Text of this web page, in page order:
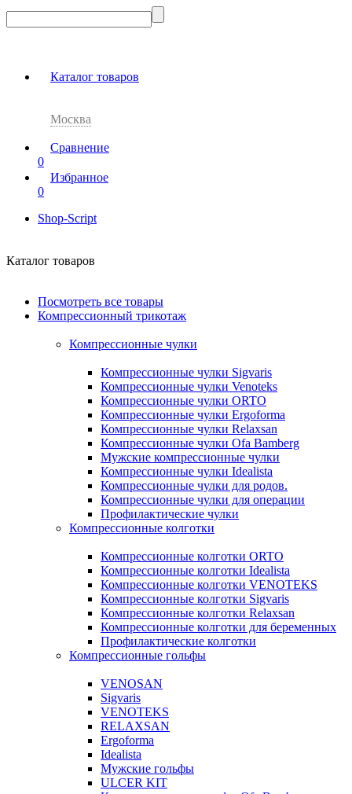
Каталог товаров
Москва
Сравнение
0
Избранное
0
Shop-Script
Каталог товаров
Посмотреть все товары
Компрессионный трикотаж
Компрессионные чулки
Компрессионные чулки Sigvaris
Компрессионные чулки Venoteks
Компрессионные чулки ORTO
Компрессионные чулки Ergoforma
Компрессионные чулки Relaxsan
Компрессионные чулки Ofa Bamberg
Мужские компрессионные чулки
Компрессионные чулки Idealista
Компрессионные чулки для родов.
Компрессионные чулки для операции
Профилактические чулки
Компрессионные колготки
Компрессионные колготки ORTO
Компрессионные колготки Idealista
Компрессионные колготки VENOTEKS
Компрессионные колготки Sigvaris
Компрессионные колготки Relaxsan
Компрессионные колготки для беременных
Профилактические колготки
Компрессионные гольфы
VENOSAN
Sigvaris
VENOTEKS
RELAXSAN
Ergoforma
Idealista
Мужские гольфы
ULCER KIT